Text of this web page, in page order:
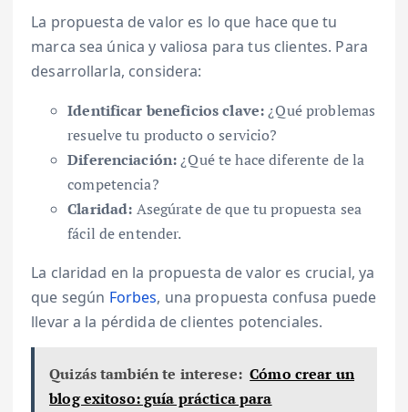
La propuesta de valor es lo que hace que tu
marca sea única y valiosa para tus clientes. Para
desarrollarla, considera:
Identificar beneficios clave:¿Qué problemas
resuelve tu producto o servicio?
Diferenciación:¿Qué te hace diferente de la
competencia?
Claridad: Asegúrate de que tu propuesta sea
fácil de entender.
La claridad en la propuesta de valor es crucial, ya
que según Forbes, una propuesta confusa puede
llevar a la pérdida de clientes potenciales.
Quizás también te interese: Cómo crear un
blog exitoso: guía práctica para